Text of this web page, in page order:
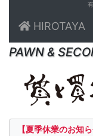
HIROTAYA
PAWN &
【夏季休業のお知ら